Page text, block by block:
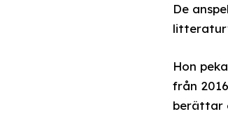
De
Hon
från
berättar